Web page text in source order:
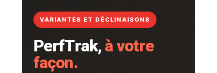
VARIANTES ET DÉCLINAISONS
PerfTrak, à votre
façon.